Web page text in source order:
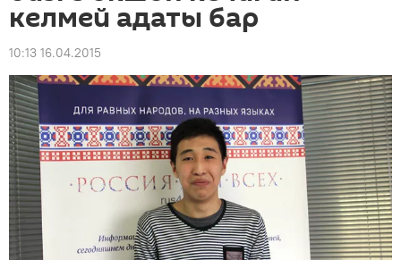
келмей адаты бар
10:13 16.04.2015